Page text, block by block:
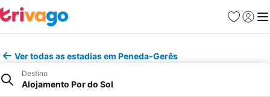
Favoritos
Iniciar
Ver todas as estadias em Peneda-Gerês
Destino
Alojamento Por do Sol